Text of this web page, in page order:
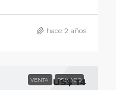
hace 2 años
VENTA PRIVADO
US$ 14